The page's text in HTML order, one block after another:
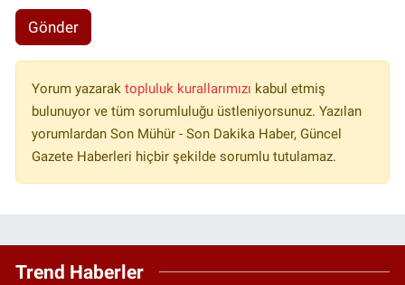
Gönder
Yorum yazarak topluluk kurallarımızı kabul etmiş
bulunuyor ve tüm sorumluluğu üstleniyorsunuz. Yazılan
yorumlardan Son Mühür - Son Dakika Haber, Güncel
Gazete Haberleri hiçbir şekilde sorumlu tutulamaz.
Trend Haberler